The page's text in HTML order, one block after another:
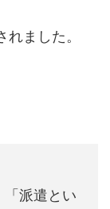
ました。
派遣とい